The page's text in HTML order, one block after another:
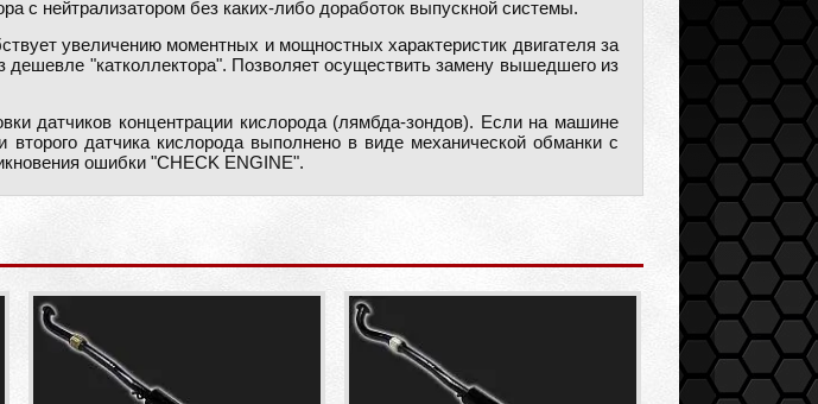
с нейтрализатором без каких-либо доработок выпускной системы.
увеличению моментных и мощностных характеристик двигателя за
"катколлектора". Позволяет осуществить замену вышедшего из
датчиков концентрации кислорода (лямбда-зондов). Если на машине
датчика кислорода выполнено в виде механической обманки с
ошибки "CHECK ENGINE".